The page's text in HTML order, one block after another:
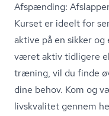
Afspænding:
Kurset er ideelt for
aktive på en sikker
været aktiv tidligere
træning, vil du finde
dine behov. Kom og
livskvalitet gennem